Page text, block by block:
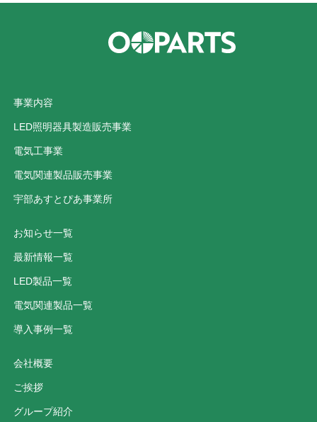
事業内容
LED照明器具製造販売事業
電気工事業
電気関連製品販売事業
宇部あすとぴあ事業所
お知らせ一覧
最新情報一覧
LED製品一覧
電気関連製品一覧
導入事例一覧
会社概要
ご挨拶
グループ紹介